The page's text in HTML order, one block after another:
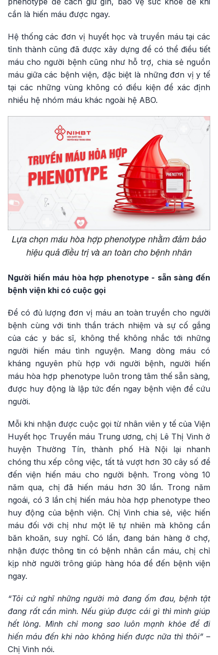
cần là hiến máu được ngay.
Hệ thống các đơn vị huyết học và truyền máu tại các
tỉnh thành cũng đã được xây dựng để có thể điều tiết
máu cho người bệnh cũng như hỗ trợ, chia sẻ nguồn
máu giữa các bệnh viện, đặc biệt là những đơn vị y tế
tại các những vùng không có điều kiện để xác định
nhiều hệ nhóm máu khác ngoài hệ ABO.
Lựa chọn máu hòa hợp phenotype nhằm đảm bảo
hiệu quả điều trị và an toàn cho bệnh nhân
Người hiến máu hòa hợp phenotype - sẵn sàng đến
bệnh viện khi có cuộc gọi
Để có đủ lượng đơn vị máu an toàn truyền cho người
bệnh cùng với tinh thần trách nhiệm và sự cố gắng
của các y bác sĩ, không thể không nhắc tới những
người hiến máu tình nguyện. Mang dòng máu có
kháng nguyên phù hợp với người bệnh, người hiến
máu hòa hợp phenotype luôn trong tâm thế sẵn sàng,
được huy động là lập tức đến ngay bệnh viện để cứu
người.
Mỗi khi nhận được cuộc gọi từ nhân viên y tế của Viện
Huyết học Truyền máu Trung ương, chị Lê Thị Vinh ở
huyện Thường Tín, thành phố Hà Nội lại nhanh
chóng thu xếp công việc, tất tả vượt hơn 30 cây số để
đến viện hiến máu cho người bệnh. Trong vòng 10
năm qua, chị đã hiến máu hơn 30 lần. Trong năm
ngoái, có 3 lần chị hiến máu hòa hợp phenotype theo
huy động của bệnh viện. Chị Vinh chia sẻ, việc hiến
máu đối với chị như một lẽ tự nhiên mà không cần
băn khoăn, suy nghĩ. Có lần, đang bán hàng ở chợ,
nhận được thông tin có bệnh nhân cần máu, chị chỉ
kịp nhờ người trông giúp hàng hóa để đến bệnh viện
ngay.
“Tôi cứ nghĩ những người mà đang ốm đau, bệnh tật
đang rất cần mình. Nếu giúp được cái gì thì mình giúp
hết lòng. Mình chỉ mong sao luôn mạnh khỏe để đi
hiến máu đến khi nào không hiến được nữa thì thôi” –
Chị Vinh nói.